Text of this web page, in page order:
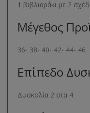
1 βιβλιαράκι με 2
Μέγεθος
36- 38- 40- 42- 44- 46
Επίπεδο
Δυσκολία 2 στα 4